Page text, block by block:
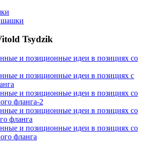
шашки
Tsydzik
и позиционные идеи в позициях со
и позиционные идеи в позициях с
и позиционные идеи в позициях со
фланга-2
и позиционные идеи в позициях со
фланга
и позиционные идеи в позициях со
фланга